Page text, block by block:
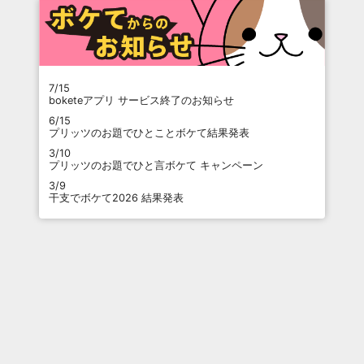
7/15
boketeアプリ サービス終了のお知らせ
6/15
プリッツのお題でひとことボケて結果発表
3/10
プリッツのお題でひと言ボケて キャンペーン
3/9
干支でボケて2026 結果発表